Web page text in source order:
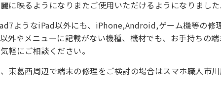
に映るようになりまたご使用いただけるようになりまし
ようなiPad以外にも、iPhone,Android,ゲーム機等の修
外やメニューに記載がない機種、機材でも、お手持ちの
軽にご相談ください。
東葛西周辺で端末の修理をご検討の場合はスマホ職人市